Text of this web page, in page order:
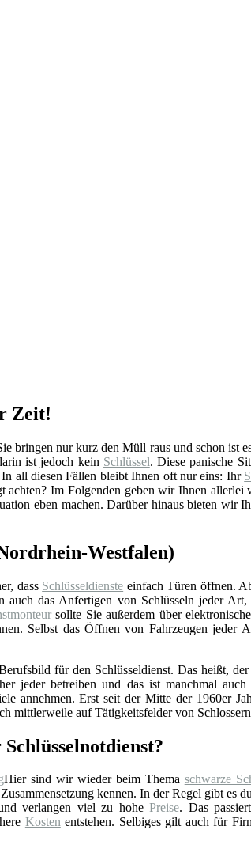
Zeit!
bringen nur kurz den Müll raus und schon ist
ist jedoch kein Schlüssel. Diese panische
all diesen Fällen bleibt Ihnen oft nur eins: Ihr
Im Folgenden geben wir Ihnen
eben machen. Darüber hinaus bieten wir
Westfalen)
dass Schlüsseldienste einfach Türen öffnen.
auch das Anfertigen von Schlüsseln jeder
sollte Sie außerdem über
Selbst das Öffnen von Fahrzeugen jeder
für den Schlüsseldienst. Das heißt,
jeder betreiben und das ist manchmal
annehmen. Erst seit der Mitte der 1960er
mittlerweile auf Tätigkeitsfelder von
Hier sind wir wieder beim Thema schwarze
kennen. In der Regel gibt es
verlangen viel zu hohe Preise. Das
Kostenentstehen. Selbiges gilt auch für